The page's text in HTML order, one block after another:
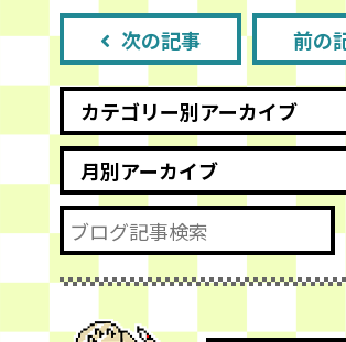
次の記事 前の